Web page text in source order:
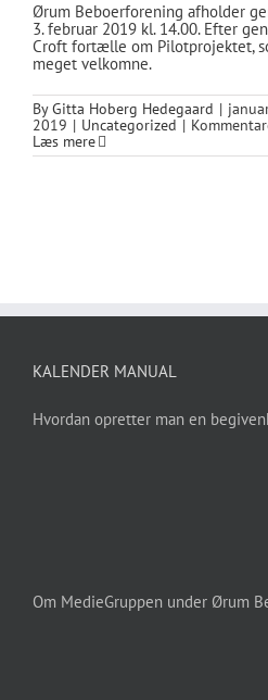
Ørum Beboerforening afholder
3. februar 2019 kl. 14.00. Efter
Croft fortælle om Pilotprojektet,
meget velkomne.
ByGitta Hoberg Hedegaard |
2019 | Uncategorized |
Læs mere
KALENDER MANUAL
Hvordan opretter man en
Om MedieGruppen under Ørum